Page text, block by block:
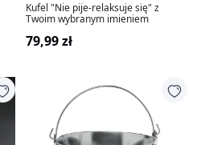
Kufel "Nie pije-relaksuje się" z
Twoim wybranym imieniem
79,99 zł